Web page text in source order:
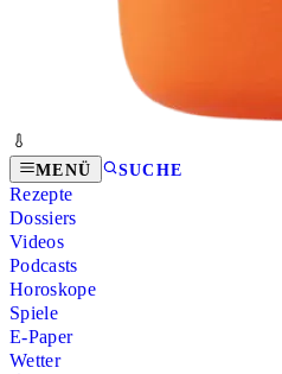
MENÜ SUCHE
Rezepte
Dossiers
Videos
Podcasts
Horoskope
Spiele
E-Paper
Wetter